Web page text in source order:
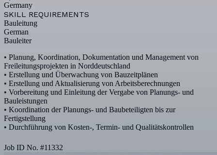
Germany
SKILL REQUIREMENTS
Bauleitung
German
Bauleiter
• Planung, Koordination, Dokumentation und Management von
Freileitungsprojekten in Norddeutschland
• Erstellung und Überwachung von Bauzeitplänen
• Erstellung und Aktualisierung von Arbeitsberechnungen
• Vorbereitung und Einleitung der Vergabe von Planungs- und
Bauleistungen
• Koordination der Planungs- und Baubeteiligten bis zur
Fertigstellung
• Durchführung von Kosten-, Termin- und Qualitätskontrollen
Job ID No. #11332